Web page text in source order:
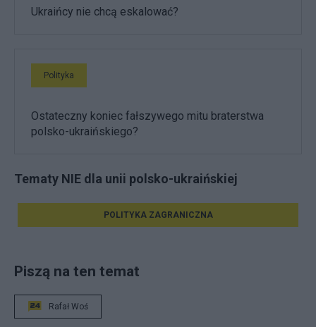
Ukraińcy nie chcą eskalować?
Polityka
Ostateczny koniec fałszywego mitu braterstwa
polsko-ukraińskiego?
Tematy NIE dla unii polsko-ukraińskiej
POLITYKA ZAGRANICZNA
Piszą na ten temat
Rafał Woś